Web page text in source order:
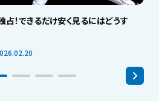
！できるだけ安く見るにはどうす